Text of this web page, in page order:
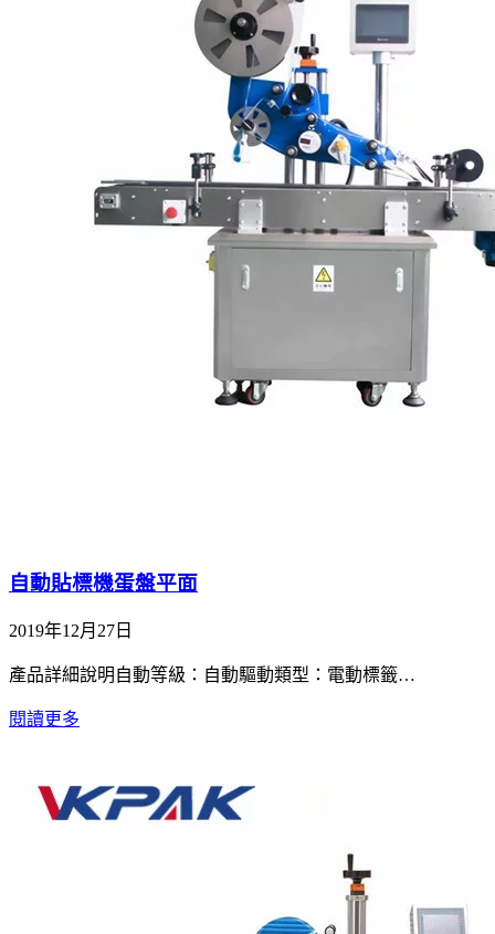
自動貼標機蛋盤平面
2019年12月27日
產品詳細說明自動等級：自動驅動類型：電動標籤…
閱讀更多